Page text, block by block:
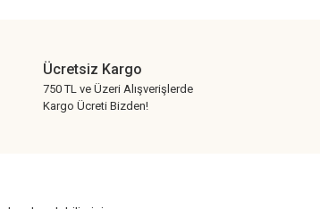
Ücretsiz Kargo
750 TL ve Üzeri Alışverişlerde
Kargo Ücreti Bizden!